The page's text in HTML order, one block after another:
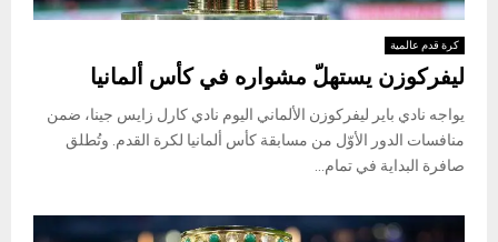
كرة قدم عالمية
ليفركوزن يستهلّ مشواره في كأس ألمانيا
يواجه نادي باير ليفركوزن الألماني اليوم نادي كارل زايس جينا، ضمن
منافسات الدور الأوّل من مسابقة كأس ألمانيا لكرة القدم. وتُطلق
صافرة البداية في تمام...